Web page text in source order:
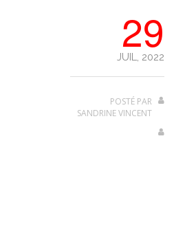
29
JUIL, 2022
POSTÉ PAR
SANDRINE VINCENT